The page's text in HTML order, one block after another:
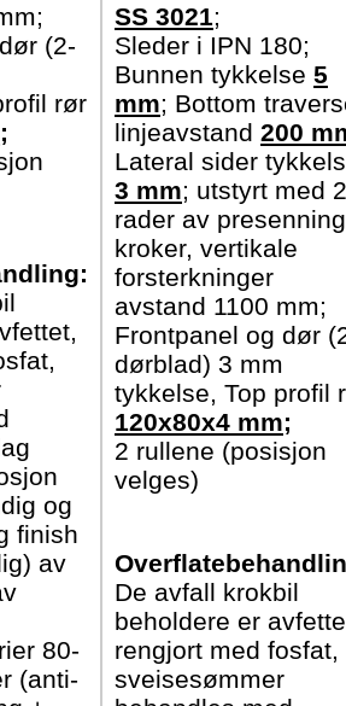
(2-
rør
og
finish
av
80-
(anti-
SS 3021;
Sleder i IPN 180;
Bunnen tykkelse 5
mm; Bottom
linjeavstand 200
Lateral sider
3 mm; utstyrt med 2
rader av presenning
kroker, vertikale
forsterkninger
avstand 1100 mm;
Frontpanel og dør
dørblad) 3 mm
tykkelse, Top profil
120x80x4 mm;
2 rullene (posisjon
velges)
De avfall krokbil
beholdere er
rengjort med fosfat,
sveisesømmer